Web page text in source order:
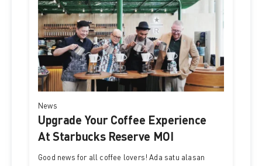
News
Upgrade Your Coffee Experience
At Starbucks Reserve MOI
Good news for all coffee lovers! Ada satu alasan